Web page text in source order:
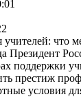
что
Президент
поддержки
престиж
условия